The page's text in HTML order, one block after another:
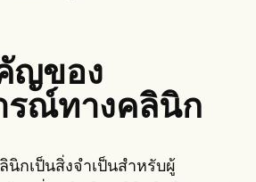
ญของ
รณ์ทางคลินิก
กเป็นสิ่งจำเป็นสำหรับผู้